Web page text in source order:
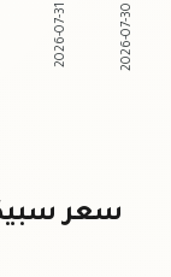
2026-07-31 2026-07-30